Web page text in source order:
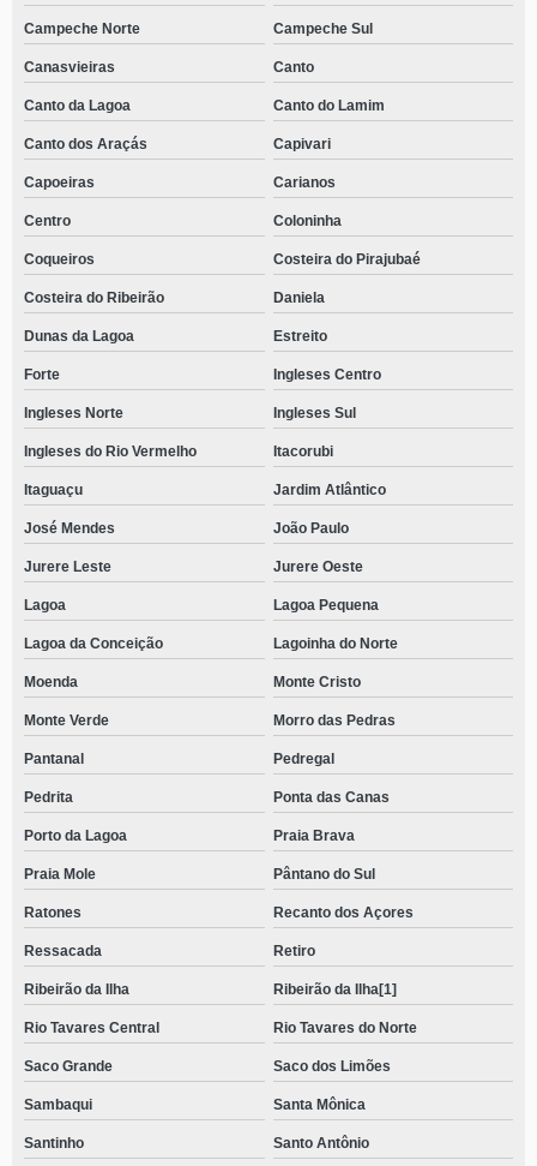
Campeche Norte Campeche Sul
Canasvieiras Canto
Canto da Lagoa Canto do Lamim
Canto dos Araçás Capivari
Capoeiras Carianos
Centro Coloninha
Coqueiros Costeira do Pirajubaé
Costeira do Ribeirão Daniela
Dunas da Lagoa Estreito
Forte Ingleses Centro
Ingleses Norte Ingleses Sul
Ingleses do Rio Vermelho Itacorubi
Itaguaçu Jardim Atlântico
José Mendes João Paulo
Jurere Leste Jurere Oeste
Lagoa Lagoa Pequena
Lagoa da Conceição Lagoinha do Norte
Moenda Monte Cristo
Monte Verde Morro das Pedras
Pantanal Pedregal
Pedrita Ponta das Canas
Porto da Lagoa Praia Brava
Praia Mole Pântano do Sul
Ratones Recanto dos Açores
Ressacada Retiro
Ribeirão da Ilha Ribeirão da Ilha[1]
Rio Tavares Central Rio Tavares do Norte
Saco Grande Saco dos Limões
Sambaqui Santa Mônica
Santinho Santo Antônio